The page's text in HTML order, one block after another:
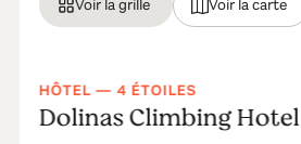
Voir la grille Voir la carte
HÔTEL — 4 ÉTOILES
Dolinas Climbing Hotel